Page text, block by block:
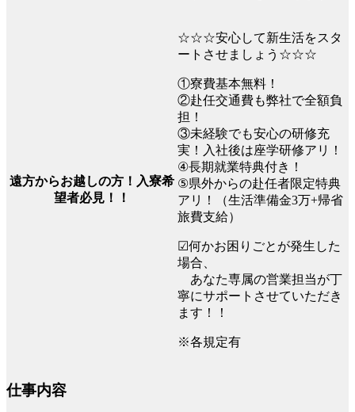
遠方からお越しの方！入寮希
望者必見！！
☆☆☆安心して新生活をスタ
ートさせましょう☆☆☆
①寮費基本無料！
②赴任交通費も弊社で全額負
担！
③未経験でも安心の研修充
実！入社後は座学研修アリ！
④長期就業特典付き！
⑤県外からの赴任者限定特典
アリ！（生活準備金3万+帰省
旅費支給）
☑何かお困りごとが発生した
場合、
あなた専属の営業担当が丁
寧にサポートさせていただき
ます！！
※各規定有
仕事内容